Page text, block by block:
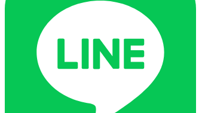
ご予約・お問い合わせ
ブライダルフェア
ブライダルフェア一覧
ブライダルフェアの基礎知識